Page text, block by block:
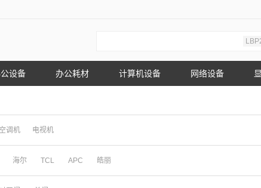
设备 办公耗材 计算机设备 网络设备
空调机 电视机
海尔 TCL APC 皓丽